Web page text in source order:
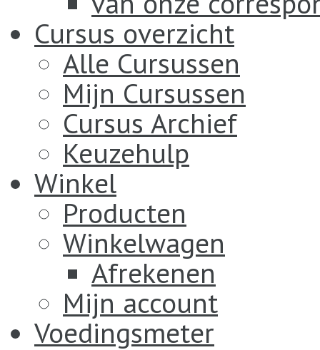
Cursus overzicht
Alle Cursussen
Mijn Cursussen
Cursus Archief
Keuzehulp
Winkel
Producten
Winkelwagen
Afrekenen
Mijn account
Voedingsmeter